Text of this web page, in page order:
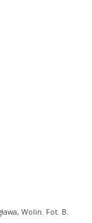
Wolin. Fot. B.